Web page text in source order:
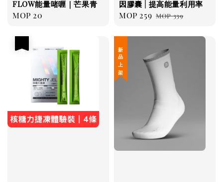
FLOW能量啫喱｜芒果青
Regular
MOP 20
因膠囊 | 提高能量利用率
Sale
MOP 259 Regular
MOP 339
新 品 上 架